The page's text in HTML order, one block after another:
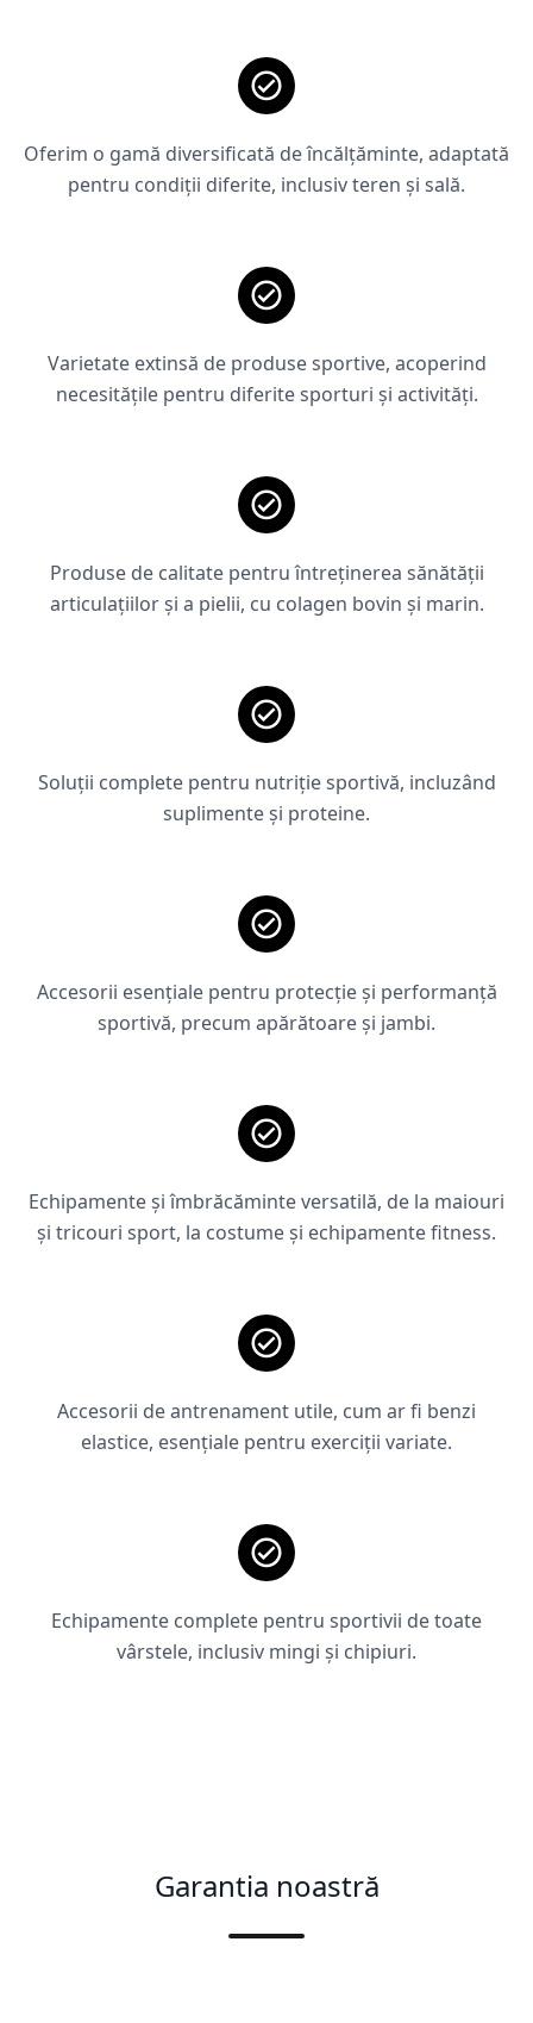
Oferim o gamă diversificată de încălțăminte, adaptată
pentru condiții diferite, inclusiv teren și sală.
Varietate extinsă de produse sportive, acoperind
necesitățile pentru diferite sporturi și activități.
Produse de calitate pentru întreținerea sănătății
articulațiilor și a pielii, cu colagen bovin și marin.
Soluții complete pentru nutriție sportivă, incluzând
suplimente și proteine.
Accesorii esențiale pentru protecție și performanță
sportivă, precum apărătoare și jambi.
Echipamente și îmbrăcăminte versatilă, de la maiouri
și tricouri sport, la costume și echipamente fitness.
Accesorii de antrenament utile, cum ar fi benzi
elastice, esențiale pentru exerciții variate.
Echipamente complete pentru sportivii de toate
vârstele, inclusiv mingi și chipiuri.
Garantia noastră